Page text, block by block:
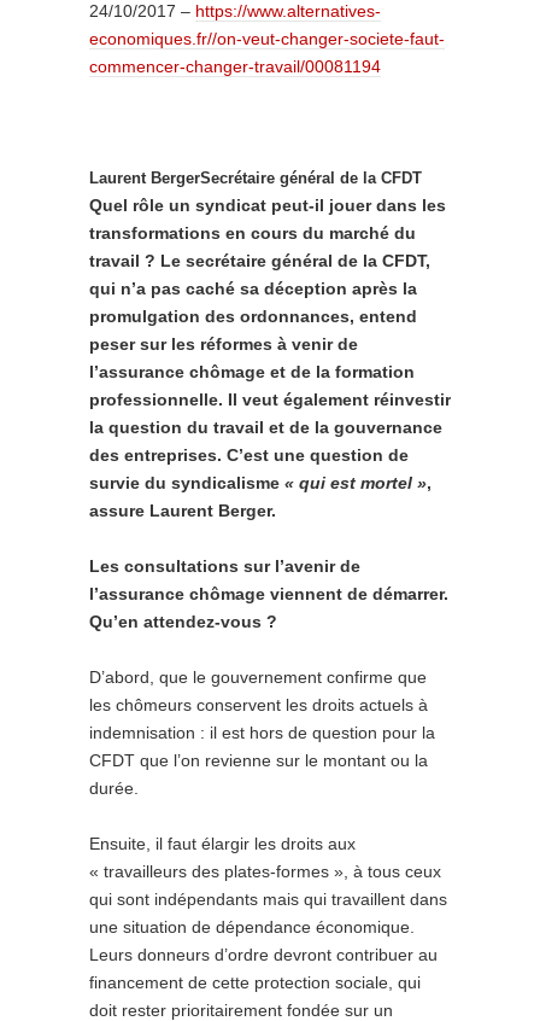
24/10/2017 – https://www.alternatives-
economiques.fr//on-veut-changer-societe-faut-
commencer-changer-travail/00081194
Laurent BergerSecrétaire général de la CFDT
Quel rôle un syndicat peut-il jouer dans les
transformations en cours du marché du
travail ? Le secrétaire général de la CFDT,
qui n’a pas caché sa déception après la
promulgation des ordonnances, entend
peser sur les réformes à venir de
l’assurance chômage et de la formation
professionnelle. Il veut également réinvestir
la question du travail et de la gouvernance
des entreprises. C’est une question de
survie du syndicalisme « qui est mortel »,
assure Laurent Berger.
Les consultations sur l’avenir de
l’assurance chômage viennent de démarrer.
Qu’en attendez-vous ?
D’abord, que le gouvernement confirme que
les chômeurs conservent les droits actuels à
indemnisation : il est hors de question pour la
CFDT que l’on revienne sur le montant ou la
durée.
Ensuite, il faut élargir les droits aux
« travailleurs des plates-formes », à tous ceux
qui sont indépendants mais qui travaillent dans
une situation de dépendance économique.
Leurs donneurs d’ordre devront contribuer au
financement de cette protection sociale, qui
doit rester prioritairement fondée sur un